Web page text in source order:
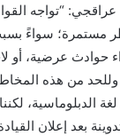
“تواجه
مستمرة؛ سواءً
حوادث عرضية، أو
وللحد من هذه
الدبلوماسية،
بعد إعلان